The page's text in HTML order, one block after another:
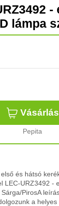
lámpa
Vásárlás
Pepita
és hátsó
LEC-URZ3492 -
PirosA
a